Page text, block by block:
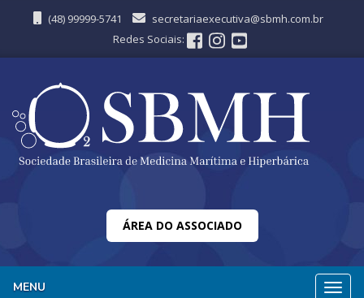
(48) 99999-5741
secretariaexecutiva@sbmh.com.br
Redes Sociais:
ÁREA DO ASSOCIADO
MENU